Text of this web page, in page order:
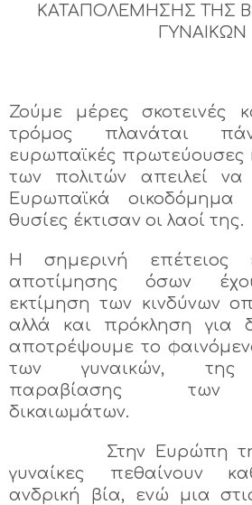
ΚΑΤΑΠΟΛΕΜΗΣΗΣ ΤΗΣ
ΓΥΝΑΙΚΩΝ
Ζούμε μέρες σκοτεινές
τρόμος πλανάται
ευρωπαϊκές πρωτεύουσες
των πολιτών απειλεί να
Ευρωπαϊκά
θυσίες έκτισαν οι λαοί της.
Η σημερινή επέτειος
αποτίμησης όσων
εκτίμηση των κινδύνων
αλλά και πρόκληση για
αποτρέψουμε το
των γυναικών, της
παραβίασης των
δικαιωμάτων.
Στην Ευρώπη της
γυναίκες πεθαίνουν
ανδρική βία, ενώ μια